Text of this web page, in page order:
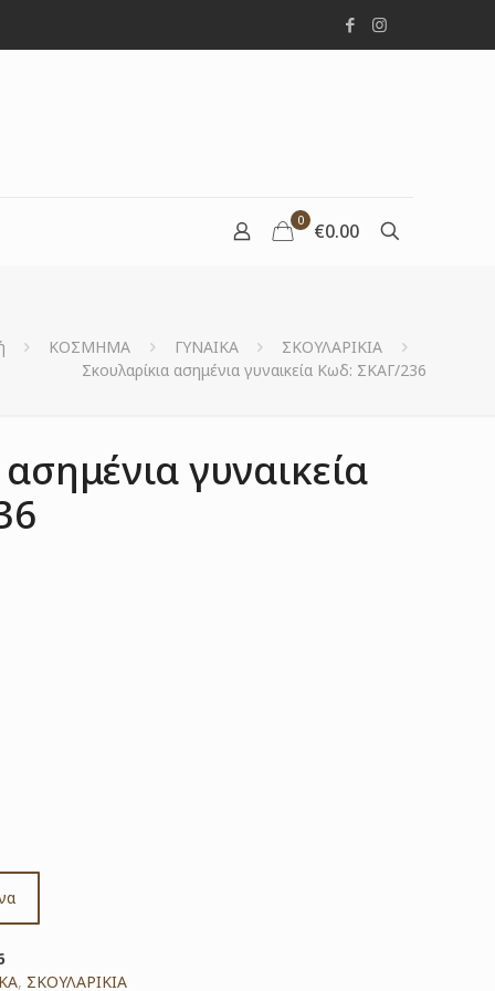
0 €0.00
ΚΟΣΜΗΜΑ ΓΥΝΑΙΚΑ
ΣΚΟΥΛΑΡΙΚΙΑ
Σκουλαρίκια ασημένια γυναικεία Κωδ: ΣΚΑΓ/236
γυναικεία
, ΣΚΟΥΛΑΡΙΚΙΑ